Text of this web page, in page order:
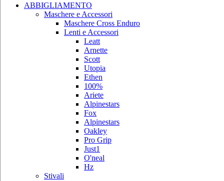
ABBIGLIAMENTO
Maschere e Accessori
Maschere Cross Enduro
Lenti e Accessori
Leatt
Arnette
Scott
Utopia
Ethen
100%
Ariete
Alpinestars
Fox
Alpinestars
Oakley
Pro Grip
Just1
O'neal
Hz
Stivali